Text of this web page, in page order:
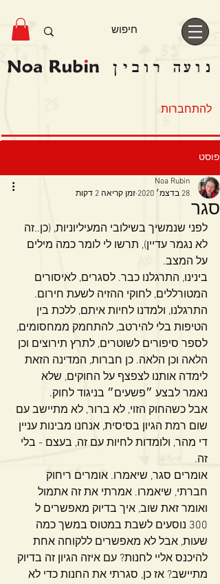
להתחברות
פוסט
סגר
Noa Rubin
28 בדצמ׳ 2020
זמן קריאה 2 דקות
לפני שנמשיך בשילובי המעיליוניות, (כן..זה
לא נגמר עדיין), תרשו לי לומר כמה מילים
על המצב.
בינינו, התרגלנו כבר. לסגרים, לאיסורים
המטורללים, לחוקי ההזיה לשעת חירום.
התרגלנו, ולמדנו לחיות איתם, ללכת בין
הטיפות בלי להירטב, להתחמק ממחסומים,
לספר סיפורים לשוטרים, לתרץ תירוצים וכן
הלאה וכן הלאה. כן חברות, המדינה הזאת
לימדה אותנו לצפצף על החוקים, שלא
נאמר לבצע ״פשעים״ בניגוד לחוק.
אבל כשהחוק הזוי, לא ברור, לא מתיישב עם
שום רמת הגיון בסיסית, אנחנו מבינות עניין
די מהר, ולומדות לחיות עם זה, בעצם - בלי
זה.
אומרים סגר, שיאמרו. אומרים ריחוק
חברתי, שיאמרו. אמרתי את זה אתמול
ואומר זאת שוב, איך בדיוק מאפשרים ל
300 נוסעים לשבת במטוס במשך כמה
שעות, אבל לא מאפשרים ללקוחה אחת
להיכנס אליי לחנות? עם איזה הגיון זה בדיוק
מתיישב? אז כן, סגרתי את החנות כדי לא